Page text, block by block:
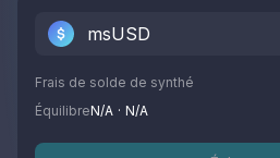
msUSD
Frais de solde de synthé
ÉquilibreN/A · N/A